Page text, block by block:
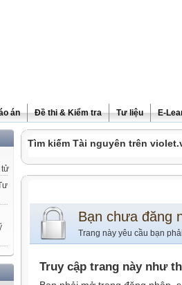
án Đề thi & Kiểm tra Tư liệu E-
Tìm kiếm Tài nguyên trên
Bạn chưa đăng
Trang này yêu cầu bạn
Truy cập trang này như